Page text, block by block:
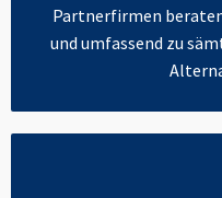
Partnerfirmen
und umfassend zu